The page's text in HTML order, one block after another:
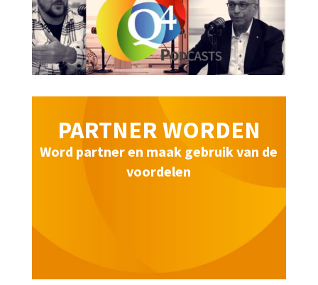
PARTNER WORDEN
Word partner en maak gebruik van de
voordelen